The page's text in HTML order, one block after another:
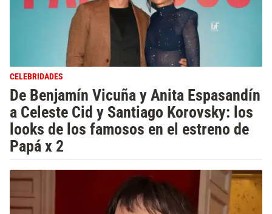
CELEBRIDADES
De Benjamín Vicuña y Anita Espasandín
a Celeste Cid y Santiago Korovsky: los
looks de los famosos en el estreno de
Papá x 2